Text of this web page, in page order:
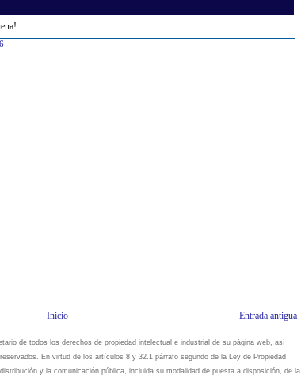
Entrada antigua
Inicio
de todos los derechos de propiedad intelectual e industrial de su página web, así
En virtud de los artículos 8 y 32.1 párrafo segundo de la Ley de Propiedad
y la comunicación pública, incluida su modalidad de puesta a disposición, de la